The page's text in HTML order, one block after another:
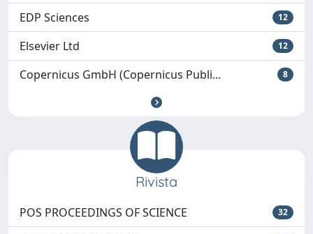
EDP Sciences 12
Elsevier Ltd 12
Copernicus GmbH (Copernicus Publi... 8
Rivista
POS PROCEEDINGS OF SCIENCE 32